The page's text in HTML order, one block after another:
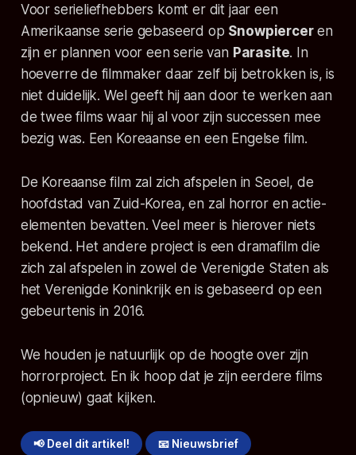
Voor serieliefhebbers komt er dit jaar een
Amerikaanse serie gebaseerd op Snowpierceren
zijn er plannen voor een serie van Parasite. In
hoeverre de filmmaker daar zelf bij betrokken is, is
niet duidelijk. Wel geeft hij aan door te werken aan
de twee films waar hij al voor zijn successen mee
bezig was. Een Koreaanse en een Engelse film.
De Koreaanse film zal zich afspelen in Seoel, de
hoofdstad van Zuid-Korea, en zal horror en actie-
elementen bevatten. Veel meer is hierover niets
bekend. Het andere project is een dramafilm die
zich zal afspelen in zowel de Verenigde Staten als
het Verenigde Koninkrijk en is gebaseerd op een
gebeurtenis in 2016.
We houden je natuurlijk op de hoogte over zijn
horrorproject. En ik hoop dat je zijn eerdere films
(opnieuw) gaat kijken.
📢 Deel dit artikel! 📧 Nieuwsbrief